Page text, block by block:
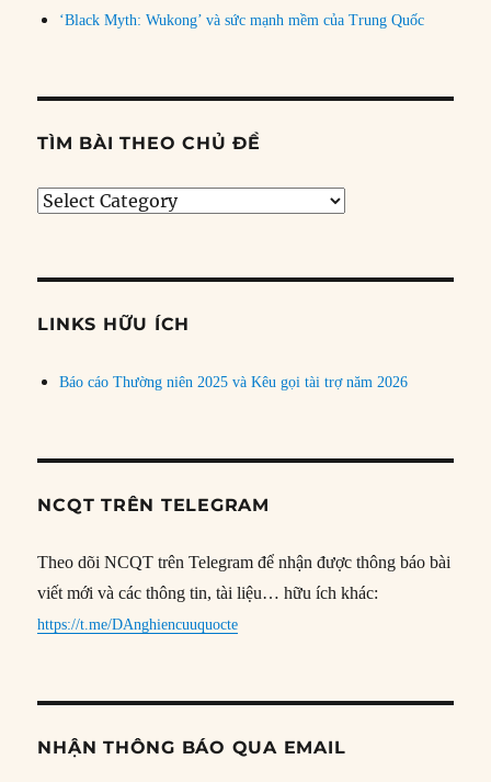
‘Black Myth: Wukong’ và sức mạnh mềm của Trung Quốc
TÌM BÀI THEO CHỦ ĐỀ
Tìm
đề
LINKS HỮU ÍCH
Báo cáo Thường niên 2025 và Kêu gọi tài trợ năm 2026
NCQT TRÊN TELEGRAM
Theo dõi NCQT trên Telegram để nhận được thông báo bài
viết mới và các thông tin, tài liệu… hữu ích khác:
https://t.me/DAnghiencuuquocte
NHẬN THÔNG BÁO QUA EMAIL